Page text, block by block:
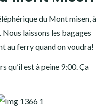
du Mont misen, à
laissons les bagages
au ferry quand on voudra!
qu’il est à peine 9:00. Ça